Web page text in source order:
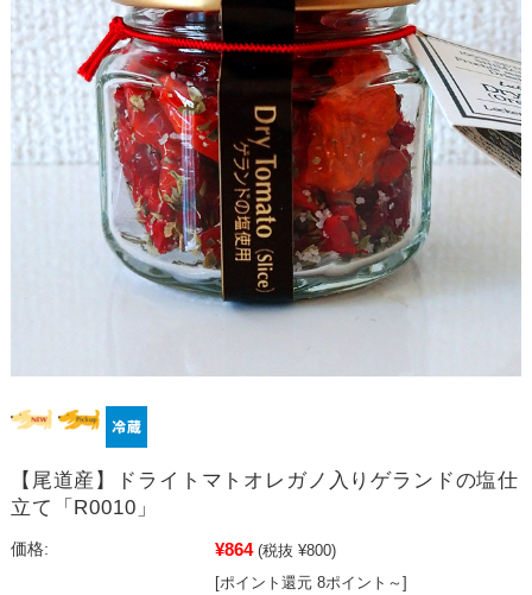
【尾道産】ドライトマトオレガノ入りゲランドの塩仕
立て「R0010」
価格: ¥864 (税抜 ¥800)
[ポイント還元 8ポイント～]